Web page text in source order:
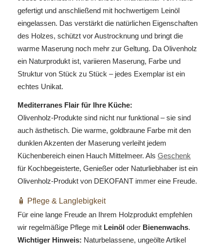
gefertigt und anschließend mit hochwertigem Leinöl
eingelassen. Das verstärkt die natürlichen Eigenschaften
des Holzes, schützt vor Austrocknung und bringt die
warme Maserung noch mehr zur Geltung. Da Olivenholz
ein Naturprodukt ist, variieren Maserung, Farbe und
Struktur von Stück zu Stück – jedes Exemplar ist ein
echtes Unikat.
Mediterranes Flair für Ihre Küche:
Olivenholz-Produkte sind nicht nur funktional – sie sind
auch ästhetisch. Die warme, goldbraune Farbe mit den
dunklen Akzenten der Maserung verleiht jedem
Küchenbereich einen Hauch Mittelmeer. Als Geschenk
für Kochbegeisterte, Genießer oder Naturliebhaber ist ein
Olivenholz-Produkt von DEKOFANT immer eine Freude.
🧴 Pflege & Langlebigkeit
Für eine lange Freude an Ihrem Holzprodukt empfehlen
wir regelmäßige Pflege mit Leinöl oder Bienenwachs.
Wichtiger Hinweis: Naturbelassene, ungeölte Artikel